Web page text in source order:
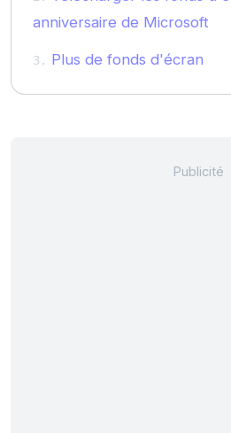
anniversaire de Microsoft
Plus de fonds d'écran